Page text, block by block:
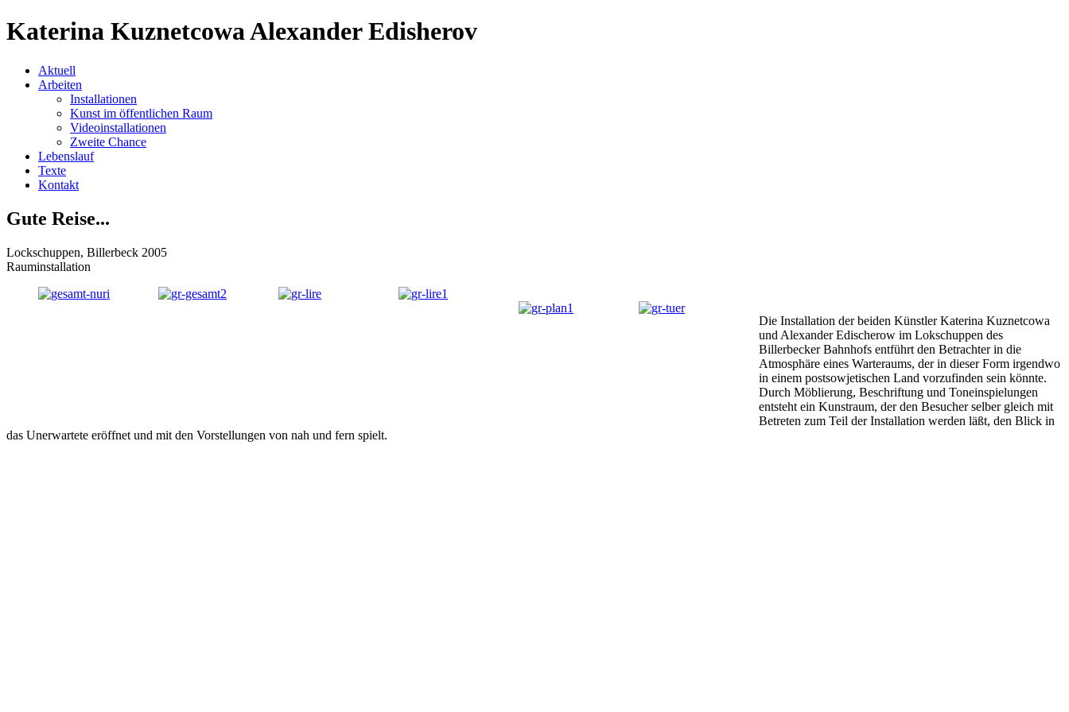
Katerina Kuznetcowa Alexander Edisherov
Aktuell
Arbeiten
Installationen
Kunst im öffentlichen Raum
Videoinstallationen
Zweite Chance
Lebenslauf
Texte
Kontakt
Gute Reise...
Lockschuppen, Billerbeck 2005
Rauminstallation
Die Installation der beiden Künstler Katerina Kuznetcowa
und Alexander Edischerow im Lokschuppen des
Billerbecker Bahnhofs entführt den Betrachter in die
Atmosphäre eines Warteraums, der in dieser Form irgendwo
in einem postsowjetischen Land vorzufinden sein könnte.
Durch Möblierung, Beschriftung und Toneinspielungen
entsteht ein Kunstraum, der den Besucher selber gleich mit
Betreten zum Teil der Installation werden läßt, den Blick in
das Unerwartete eröffnet und mit den Vorstellungen von nah und fern spielt.